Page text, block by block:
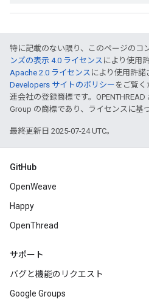
特に記載のない限り、このページのコ
ンズの表示 4.0 ライセンス により使用
Apache 2.0 ライセンス により使用許諾
Developers サイトのポリシー をご覧く
連会社の登録商標です。
Group の商標であり、ライセンスに基
最終更新日 2025-07-24 UTC。
GitHub
OpenWeave
Happy
OpenThread
サポート
バグと機能のリクエスト
Google Groups